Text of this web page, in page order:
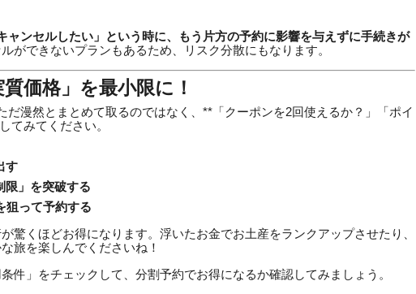
ャンセルしたい」という時に、もう片方の予約に影響を与えずに手続きが
ができないプランもあるため、リスク分散にもなります。
価格」を最小限に！
漫然とまとめて取るのではなく、**「クーポンを2回使えるか？」「ポイ
てみてください。
す
限」を突破する
狙って予約する
驚くほどお得になります。浮いたお金でお土産をランクアップさせたり、
旅を楽しんでくださいね！
件」をチェックして、分割予約でお得になるか確認してみましょう。